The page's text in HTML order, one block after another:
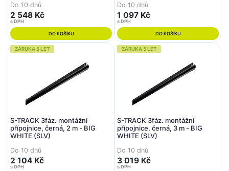
Do 10 dnů
2 548 Kč
s DPH
DO KOŠÍKU
Do 10 dnů
1 097 Kč
s DPH
DO KOŠÍKU
ZÁRUKA 5 LET
S-TRACK 3fáz. montážní
přípojnice, černá, 2 m - BIG
WHITE (SLV)
Do 10 dnů
2 104 Kč
s DPH
ZÁRUKA 5 LET
S-TRACK 3fáz. montážní
přípojnice, černá, 3 m - BIG
WHITE (SLV)
Do 10 dnů
3 019 Kč
s DPH